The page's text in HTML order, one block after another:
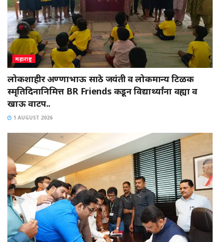
महाराष्ट्र
लोकशाहीर अण्णाभाऊ साठे जयंती व लोकमान्य टिळक
स्मृतिदिनानिमित्त BR Friends कडून विद्यार्थ्यांना वह्या व
खाऊ वाटप..
1 AUGUST 2026